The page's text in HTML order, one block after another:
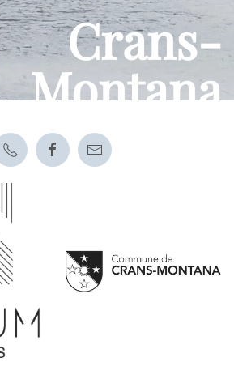
Crans-
Montana